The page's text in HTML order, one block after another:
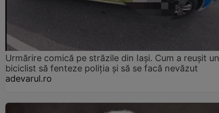
Urmărire comică pe străzile din Iași. Cum a reușit un
biciclist să fenteze poliția și să se facă nevăzut
adevarul.ro